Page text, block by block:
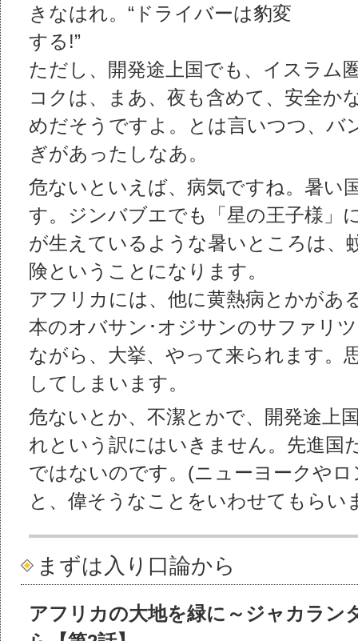
きなはれ。“ドライバーは豹変
する!”
ただし、開発途上国でも、イスラム
コクは、まあ、夜も含めて、安全か
めだそうですよ。とは言いつつ、バ
ぎがあったしなあ。
危ないといえば、病気ですね。暑い
す。ジンバブエでも「星の王子様」
が生えているような暑いところは、
険ということになります。
アフリカには、他に黄熱病とかがあ
本のオバサン･オジサンのサファリ
ながら、大挙、やって来られます。
してしまいます。
危ないとか、不潔とかで、開発途上
れという訳にはいきません。先進国
ではないのです。(ニューヨークや
と、偉そうなことをいわせてもらい
まずは入り口論から
アフリカの大地を緑に～ジャカラン